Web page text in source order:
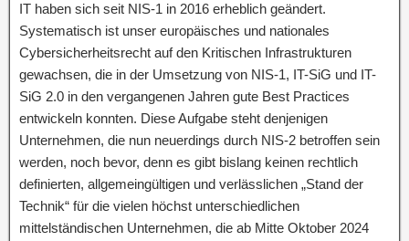
IT haben sich seit NIS-1 in 2016 erheblich geändert.
Systematisch ist unser europäisches und nationales
Cybersicherheitsrecht auf den Kritischen Infrastrukturen
gewachsen, die in der Umsetzung von NIS-1, IT-SiG und IT-
SiG 2.0 in den vergangenen Jahren gute Best Practices
entwickeln konnten. Diese Aufgabe steht denjenigen
Unternehmen, die nun neuerdings durch NIS-2 betroffen sein
werden, noch bevor, denn es gibt bislang keinen rechtlich
definierten, allgemeingültigen und verlässlichen „Stand der
Technik“ für die vielen höchst unterschiedlichen
mittelständischen Unternehmen, die ab Mitte Oktober 2024